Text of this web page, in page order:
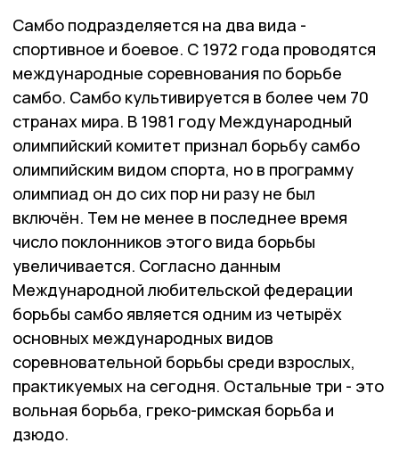
Самбо подразделяется на два вида -
спортивное и боевое. С 1972 года проводятся
международные соревнования по борьбе
самбо. Самбо культивируется в более чем 70
странах мира. В 1981 году Международный
олимпийский комитет признал борьбу самбо
олимпийским видом спорта, но в программу
олимпиад он до сих пор ни разу не был
включён. Тем не менее в последнее время
число поклонников этого вида борьбы
увеличивается. Согласно данным
Международной любительской федерации
борьбы самбо является одним из четырёх
основных международных видов
соревновательной борьбы среди взрослых,
практикуемых на сегодня. Остальные три - это
вольная борьба, греко-римская борьба и
дзюдо.